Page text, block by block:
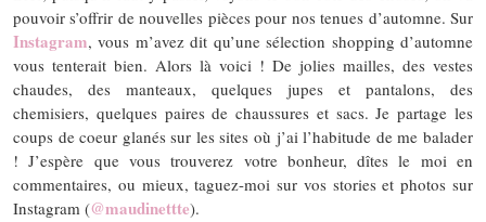
pouvoir s’offrir de nouvelles pièces pour nos tenues d’automne. Sur
Instagram, vous m’avez dit qu’une sélection shopping d’automne
vous tenterait bien. Alors là voici ! De jolies mailles, des vestes
chaudes, des manteaux, quelques jupes et pantalons, des
chemisiers, quelques paires de chaussures et sacs. Je partage les
coups de coeur glanés sur les sites où j’ai l’habitude de me balader
! J’espère que vous trouverez votre bonheur, dîtes le moi en
commentaires, ou mieux, taguez-moi sur vos stories et photos sur
Instagram (@maudinettte).